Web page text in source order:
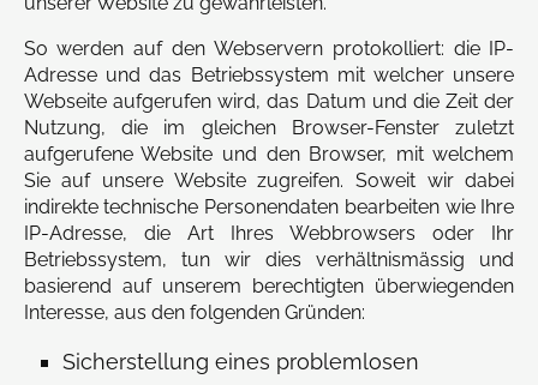
So werden auf den Webservern protokolliert: die IP-
Adresse und das Betriebssystem mit welcher unsere
Webseite aufgerufen wird, das Datum und die Zeit der
Nutzung, die im gleichen Browser-Fenster zuletzt
aufgerufene Website und den Browser, mit welchem
Sie auf unsere Website zugreifen. Soweit wir dabei
indirekte technische Personendaten bearbeiten wie Ihre
IP-Adresse, die Art Ihres Webbrowsers oder Ihr
Betriebssystem, tun wir dies verhältnismässig und
basierend auf unserem berechtigten überwiegenden
Interesse, aus den folgenden Gründen:
Sicherstellung eines problemlosen